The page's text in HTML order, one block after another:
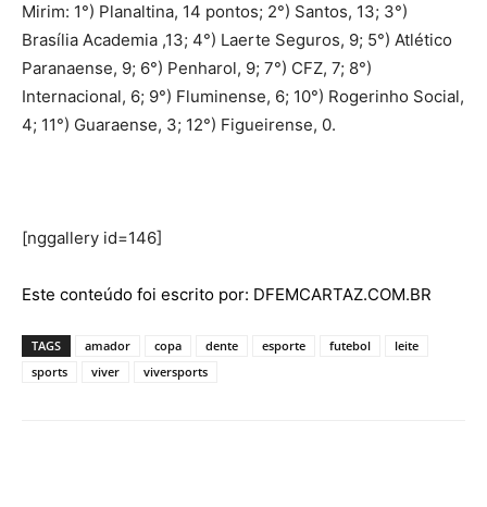
Mirim: 1°) Planaltina, 14 pontos; 2°) Santos, 13; 3°)
Brasília Academia ,13; 4°) Laerte Seguros, 9; 5°) Atlético
Paranaense, 9; 6°) Penharol, 9; 7°) CFZ, 7; 8°)
Internacional, 6; 9°) Fluminense, 6; 10°) Rogerinho Social,
4; 11°) Guaraense, 3; 12°) Figueirense, 0.
[nggallery id=146]
Este conteúdo foi escrito por: DFEMCARTAZ.COM.BR
TAGS amador copa dente esporte futebol
leite
sports
viver viversports